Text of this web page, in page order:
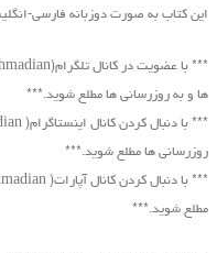
این کتاب به صورت دوزبانه فارسی-
ها و به روزرسانی ها مطلع شوید.***
روزرسانی ها مطلع شوید.***
مطلع شوید.***